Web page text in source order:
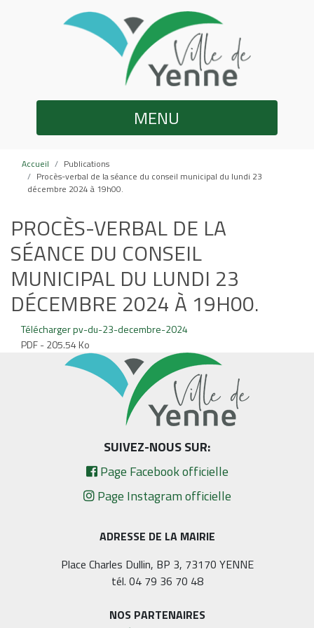
MENU
Accueil
Publications
Procès-verbal de la séance du conseil municipal du lundi 23
décembre 2024 à 19h00.
PROCÈS-VERBAL DE LA
SÉANCE DU CONSEIL
MUNICIPAL DU LUNDI 23
DÉCEMBRE 2024 À 19H00.
Télécharger pv-du-23-decembre-2024
PDF - 205.54 Ko
ADRESSE DE LA MAIRIE
Place Charles Dullin, BP 3, 73170 YENNE
tél. 04 79 36 70 48
NOS PARTENAIRES
SUIVEZ-NOUS SUR:
Page Facebook officielle
Page Instagram officielle